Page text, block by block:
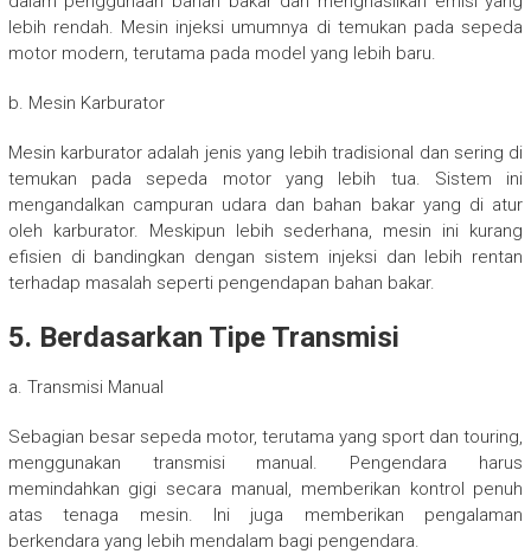
lebih rendah. Mesin injeksi umumnya di temukan pada sepeda
motor modern, terutama pada model yang lebih baru.
b. Mesin Karburator
Mesin karburator adalah jenis yang lebih tradisional dan sering di
temukan pada sepeda motor yang lebih tua. Sistem ini
mengandalkan campuran udara dan bahan bakar yang di atur
oleh karburator. Meskipun lebih sederhana, mesin ini kurang
efisien di bandingkan dengan sistem injeksi dan lebih rentan
terhadap masalah seperti pengendapan bahan bakar.
5. Berdasarkan Tipe Transmisi
a. Transmisi Manual
Sebagian besar sepeda motor, terutama yang sport dan touring,
menggunakan transmisi manual. Pengendara harus
memindahkan gigi secara manual, memberikan kontrol penuh
atas tenaga mesin. Ini juga memberikan pengalaman
berkendara yang lebih mendalam bagi pengendara.